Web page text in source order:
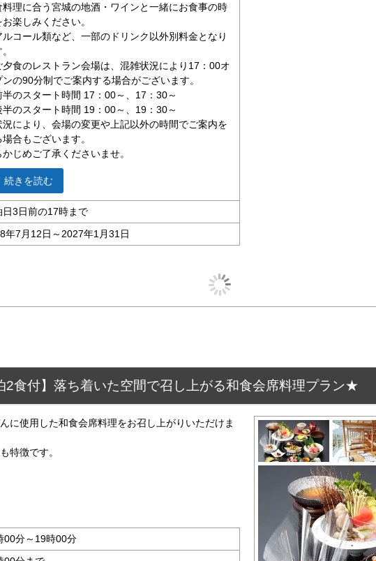
料理に合う宮城の地酒・ワインと一緒にお食事の時
楽しみください。
コール類など、一部のドリンク以外別料金となり
食のレストラン会場は、混雑状況により17：00オ
ンの90分制でご案内する場合がございます。
半のスタート時間 17：00～、17：30～
半のスタート時間 19：00～、19：30～
により、会場の変更や上記以外の時間でご案内を
合もございます。
かじめご了承くださいませ。
続きを読む
日3日前の17時まで
年7月12日～2027年1月31日
2食付】落ち着いた空間で召し上がる和食会席料理プラン★
に使用した和食会席料理をお召し上がりいただけま
特徴です。
00分～19時00分